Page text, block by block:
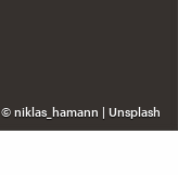
© niklas_hamann | Unsplash